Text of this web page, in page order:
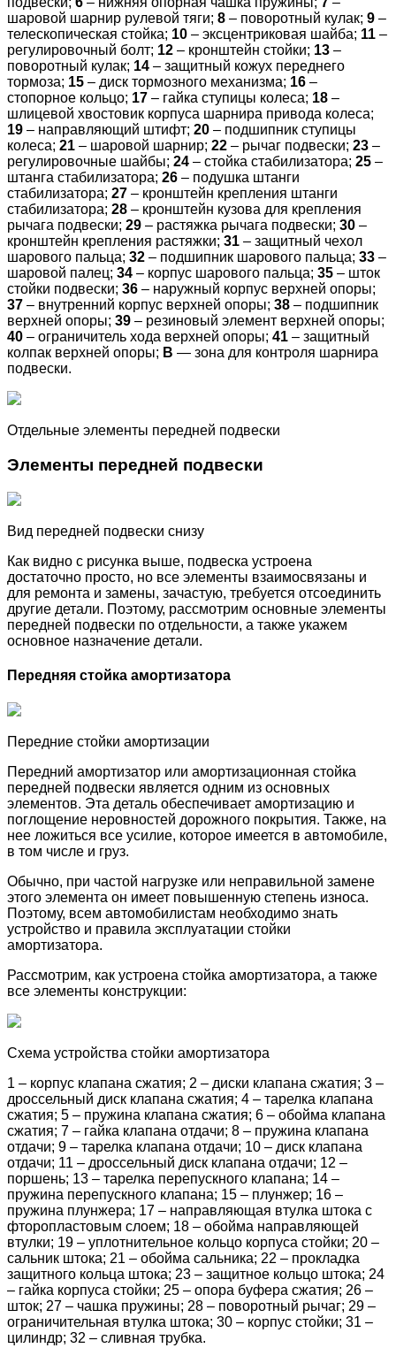
шаровой шарнир рулевой тяги; 8 – поворотный кулак; 9 –
телескопическая стойка; 10 – эксцентриковая шайба; 11 –
регулировочный болт; 12 – кронштейн стойки; 13 –
поворотный кулак; 14 – защитный кожух переднего
тормоза; 15 – диск тормозного механизма; 16 –
стопорное кольцо; 17 – гайка ступицы колеса; 18 –
шлицевой хвостовик корпуса шарнира привода колеса;
19 – направляющий штифт; 20 – подшипник ступицы
колеса; 21 – шаровой шарнир; 22 – рычаг подвески; 23 –
регулировочные шайбы; 24 – стойка стабилизатора; 25 –
штанга стабилизатора; 26 – подушка штанги
стабилизатора; 27 – кронштейн крепления штанги
стабилизатора; 28 – кронштейн кузова для крепления
рычага подвески; 29 – растяжка рычага подвески; 30 –
кронштейн крепления растяжки; 31 – защитный чехол
шарового пальца; 32 – подшипник шарового пальца; 33 –
шаровой палец; 34 – корпус шарового пальца; 35 – шток
стойки подвески; 36 – наружный корпус верхней опоры;
37 – внутренний корпус верхней опоры; 38 – подшипник
верхней опоры; 39 – резиновый элемент верхней опоры;
40 – ограничитель хода верхней опоры; 41 – защитный
колпак верхней опоры; В — зона для контроля шарнира
подвески.
Отдельные элементы передней подвески
Элементы передней подвески
Вид передней подвески снизу
Как видно с рисунка выше, подвеска устроена
достаточно просто, но все элементы взаимосвязаны и
для ремонта и замены, зачастую, требуется отсоединить
другие детали. Поэтому, рассмотрим основные элементы
передней подвески по отдельности, а также укажем
основное назначение детали.
Передняя стойка амортизатора
Передние стойки амортизации
Передний амортизатор или амортизационная стойка
передней подвески является одним из основных
элементов. Эта деталь обеспечивает амортизацию и
поглощение неровностей дорожного покрытия. Также, на
нее ложиться все усилие, которое имеется в автомобиле,
в том числе и груз.
Обычно, при частой нагрузке или неправильной замене
этого элемента он имеет повышенную степень износа.
Поэтому, всем автомобилистам необходимо знать
устройство и правила эксплуатации стойки
амортизатора.
Рассмотрим, как устроена стойка амортизатора, а также
все элементы конструкции:
Схема устройства стойки амортизатора
1 – корпус клапана сжатия; 2 – диски клапана сжатия; 3 –
дроссельный диск клапана сжатия; 4 – тарелка клапана
сжатия; 5 – пружина клапана сжатия; 6 – обойма клапана
сжатия; 7 – гайка клапана отдачи; 8 – пружина клапана
отдачи; 9 – тарелка клапана отдачи; 10 – диск клапана
отдачи; 11 – дроссельный диск клапана отдачи; 12 –
поршень; 13 – тарелка перепускного клапана; 14 –
пружина перепускного клапана; 15 – плунжер; 16 –
пружина плунжера; 17 – направляющая втулка штока с
фторопластовым слоем; 18 – обойма направляющей
втулки; 19 – уплотнительное кольцо корпуса стойки; 20 –
сальник штока; 21 – обойма сальника; 22 – прокладка
защитного кольца штока; 23 – защитное кольцо штока; 24
– гайка корпуса стойки; 25 – опора буфера сжатия; 26 –
шток; 27 – чашка пружины; 28 – поворотный рычаг; 29 –
ограничительная втулка штока; 30 – корпус стойки; 31 –
цилиндр; 32 – сливная трубка.